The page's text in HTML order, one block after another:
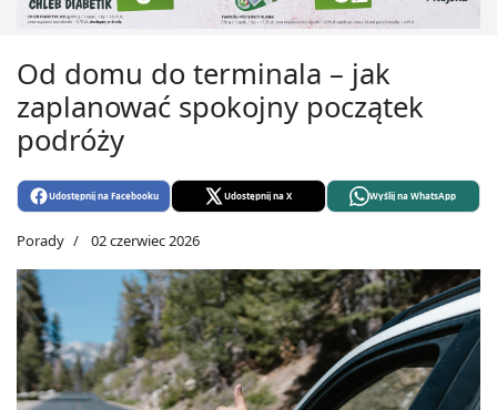
Od domu do terminala – jak
zaplanować spokojny początek
podróży
Udostępnij na Facebooku Udostępnij na X Wyślij na WhatsApp
Porady 02 czerwiec 2026